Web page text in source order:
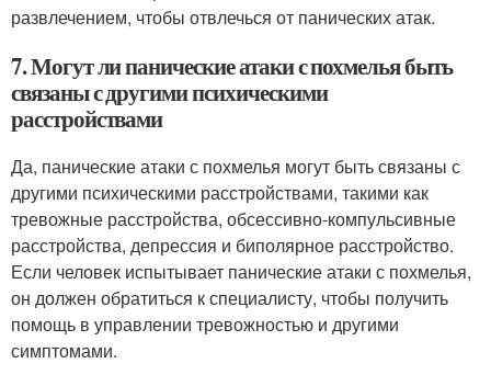
развлечением, чтобы отвлечься от панических атак.
7. Могут ли панические атаки с похмелья быть
связаны с другими психическими
расстройствами
Да, панические атаки с похмелья могут быть связаны с
другими психическими расстройствами, такими как
тревожные расстройства, обсессивно-компульсивные
расстройства, депрессия и биполярное расстройство.
Если человек испытывает панические атаки с похмелья,
он должен обратиться к специалисту, чтобы получить
помощь в управлении тревожностью и другими
симптомами.